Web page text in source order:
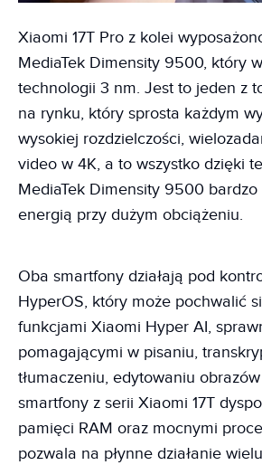
Xiaomi 17T Pro z kolei
MediaTek Dimensity 9500, który
technologii 3 nm. Jest to jeden z
na rynku, który sprosta każdym
wysokiej rozdzielczości,
video w 4K, a to wszystko dzięki
MediaTek Dimensity 9500 bardzo
energią przy dużym obciążeniu.
Oba smartfony działają pod
HyperOS, który może pochwalić
funkcjami Xiaomi Hyper AI,
pomagającymi w pisaniu,
tłumaczeniu, edytowaniu
smartfony z serii Xiaomi 17T
pamięci RAM oraz mocnymi
pozwala na płynne działanie